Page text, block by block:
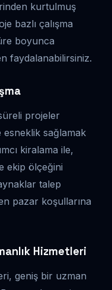
kurtulmuş
bazlı çalışma
boyunca
faydalanabilirsiniz.
projeler
sağlamak
kiralama ile,
ekip ölçeğini
talep
pazar koşullarına
Hizmetleri
geniş bir uzman